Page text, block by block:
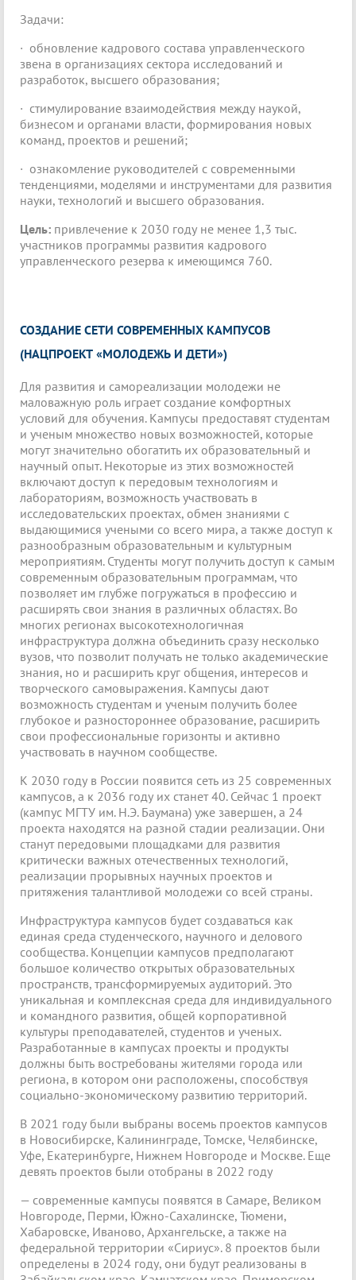
Задачи:
· обновление кадрового состава управленческого
звена в организациях сектора исследований и
разработок, высшего образования;
· стимулирование взаимодействия между наукой,
бизнесом и органами власти, формирования новых
команд, проектов и решений;
· ознакомление руководителей с современными
тенденциями, моделями и инструментами для развития
науки, технологий и высшего образования.
Цель: привлечение к 2030 году не менее 1,3 тыс.
участников программы развития кадрового
управленческого резерва к имеющимся 760.
СОЗДАНИЕ СЕТИ СОВРЕМЕННЫХ КАМПУСОВ
(НАЦПРОЕКТ «МОЛОДЕЖЬ И ДЕТИ»)
Для развития и самореализации молодежи не
маловажную роль играет создание комфортных
условий для обучения. Кампусы предоставят студентам
и ученым множество новых возможностей, которые
могут значительно обогатить их образовательный и
научный опыт. Некоторые из этих возможностей
включают доступ к передовым технологиям и
лабораториям, возможность участвовать в
исследовательских проектах, обмен знаниями с
выдающимися учеными со всего мира, а также доступ к
разнообразным образовательным и культурным
мероприятиям. Студенты могут получить доступ к самым
современным образовательным программам, что
позволяет им глубже погружаться в профессию и
расширять свои знания в различных областях. Во
многих регионах высокотехнологичная
инфраструктура должна объединить сразу несколько
вузов, что позволит получать не только академические
знания, но и расширить круг общения, интересов и
творческого самовыражения. Кампусы дают
возможность студентам и ученым получить более
глубокое и разностороннее образование, расширить
свои профессиональные горизонты и активно
участвовать в научном сообществе.
К 2030 году в России появится сеть из 25 современных
кампусов, а к 2036 году их станет 40. Сейчас 1 проект
(кампус МГТУ им. Н.Э. Баумана) уже завершен, а 24
проекта находятся на разной стадии реализации. Они
станут передовыми площадками для развития
критически важных отечественных технологий,
реализации прорывных научных проектов и
притяжения талантливой молодежи со всей страны.
Инфраструктура кампусов будет создаваться как
единая среда студенческого, научного и делового
сообщества. Концепции кампусов предполагают
большое количество открытых образовательных
пространств, трансформируемых аудиторий. Это
уникальная и комплексная среда для индивидуального
и командного развития, общей корпоративной
культуры преподавателей, студентов и ученых.
Разработанные в кампусах проекты и продукты
должны быть востребованы жителями города или
региона, в котором они расположены, способствуя
социально-экономическому развитию территорий.
В 2021 году были выбраны восемь проектов кампусов
в Новосибирске, Калининграде, Томске, Челябинске,
Уфе, Екатеринбурге, Нижнем Новгороде и Москве. Еще
девять проектов были отобраны в 2022 году
— современные кампусы появятся в Самаре, Великом
Новгороде, Перми, Южно-Сахалинске, Тюмени,
Хабаровске, Иваново, Архангельске, а также на
федеральной территории «Сириус». 8 проектов были
определены в 2024 году, они будут реализованы в